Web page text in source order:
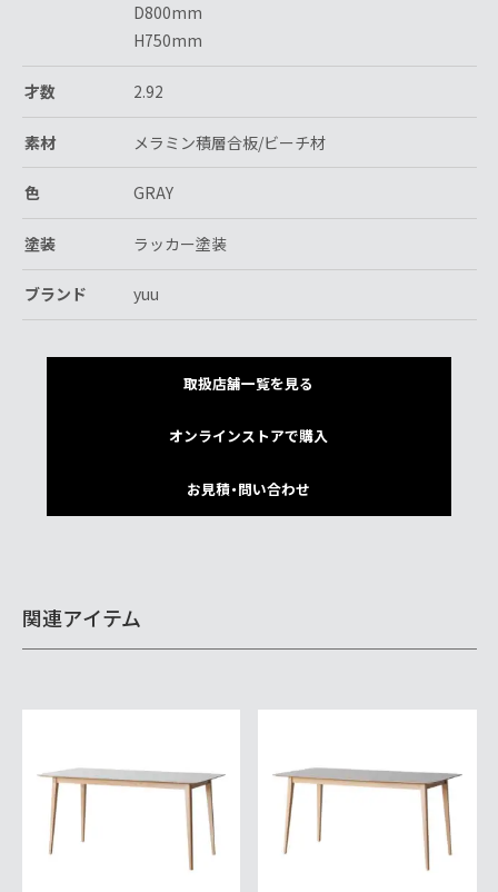
D800mm
H750mm
才数 2.92
素材 メラミン積層合板/ビーチ材
色 GRAY
塗装 ラッカー塗装
ブランド yuu
取扱店舗一覧を見る
オンラインストアで購入
お見積・問い合わせ
関連アイテム